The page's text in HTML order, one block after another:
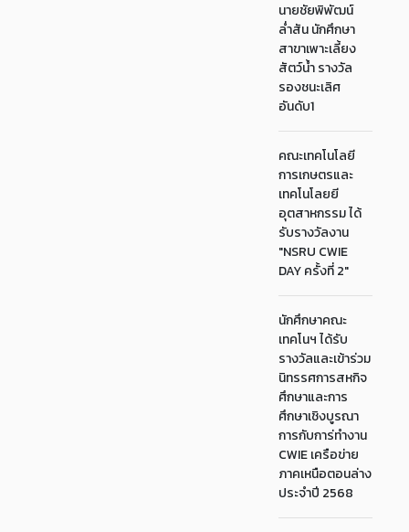
นายชัยพิพัฒน์
ล่ำสัน นักศึกษา
สาขาเพาะเลี้ยง
สัตว์น้ำ รางวัล
รองชนะเลิศ
อันดับ1
คณะเทคโนโลยี
การเกษตรและ
เทคโนโลยยี
อุตสาหกรรม ได้
รับรางวัลงาน
"NSRU CWIE
DAY ครั้งที่ 2"
นักศึกษาคณะ
เทคโนฯ ได้รับ
รางวัลและเข้าร่วม
นิทรรศการสหกิจ
ศึกษาและการ
ศึกษาเชิงบูรณา
การกับการ่ทำงาน
CWIE เครือข่าย
ภาคเหนือตอนล่าง
ประจำปี 2568